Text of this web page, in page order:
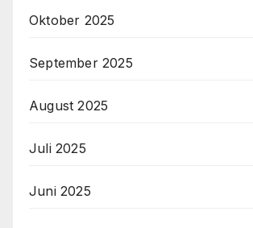
Oktober 2025
September 2025
August 2025
Juli 2025
Juni 2025